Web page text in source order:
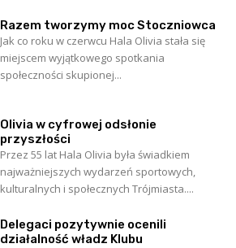
Razem tworzymy moc Stoczniowca
Jak co roku w czerwcu Hala Olivia stała się
miejscem wyjątkowego spotkania
społeczności skupionej...
Olivia w cyfrowej odsłonie
przyszłości
Przez 55 lat Hala Olivia była świadkiem
najważniejszych wydarzeń sportowych,
kulturalnych i społecznych Trójmiasta....
Delegaci pozytywnie ocenili
działalność władz Klubu